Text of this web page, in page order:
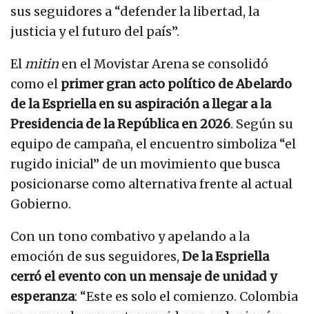
sus seguidores a “defender la libertad, la
justicia y el futuro del país”.
El mitin en el Movistar Arena se consolidó
como el primer gran acto político de Abelardo
de la Espriella en su aspiración a llegar a la
Presidencia de la República en 2026. Según su
equipo de campaña, el encuentro simboliza “el
rugido inicial” de un movimiento que busca
posicionarse como alternativa frente al actual
Gobierno.
Con un tono combativo y apelando a la
emoción de sus seguidores, De la Espriella
cerró el evento con un mensaje de unidad y
esperanza: “Este es solo el comienzo. Colombia